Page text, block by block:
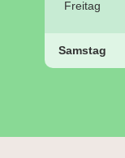
Freitag
Samstag